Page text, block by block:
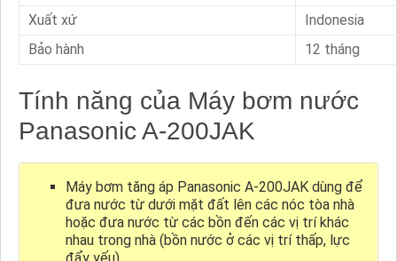
Xuất xứ
Indonesia
Bảo hành
12 tháng
Tính năng của Máy bơm nước
Panasonic A-200JAK
Máy bơm tăng áp Panasonic A-200JAK dùng để
đưa nước từ dưới mặt đất lên các nóc tòa nhà
hoặc đưa nước từ các bồn đến các vị trí khác
nhau trong nhà (bồn nước ở các vị trí thấp, lực